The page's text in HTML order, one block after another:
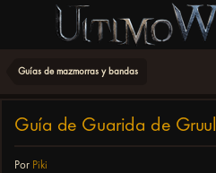
Guías de mazmorras y bandas
Guía de Guarida de Gruul
Por Piki